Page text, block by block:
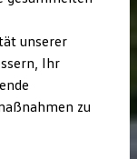
Nutzfahrzeuge
unserer
Ihr
zu